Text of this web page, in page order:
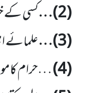
(
2
)…کسی کے
(
3
)…علمائے
(
4
)…حرام